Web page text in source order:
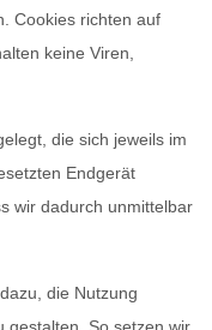
Cookies richten auf
keine Viren,
die sich jeweils im
Endgerät
wir dadurch unmittelbar
die Nutzung